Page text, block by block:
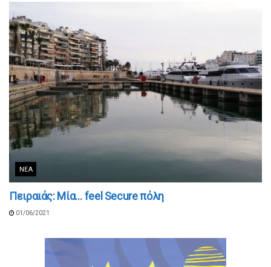
ΝΈΑ
Πειραιάς: Μία… feel Secure πόλη
01/06/2021